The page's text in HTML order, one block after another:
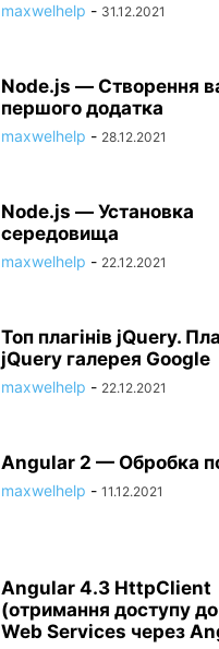
maxwelhelp - 31.12.2021
Node.js — Створення
першого додатка
maxwelhelp - 28.12.2021
Node.js — Установка
середовища
maxwelhelp - 22.12.2021
Топ плагінів jQuery.
jQuery галерея Google
maxwelhelp - 22.12.2021
Angular 2 — Обробка
maxwelhelp - 11.12.2021
Angular 4.3 HttpClient
(отримання доступу до
Web Services через